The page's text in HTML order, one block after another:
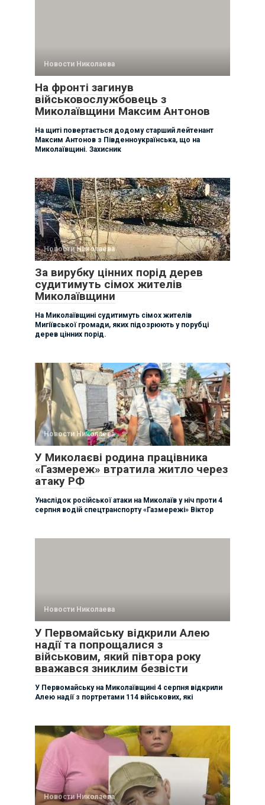
Новости Николаева
На фронті загинув
військовослужбовець з
Миколаївщини Максим Антонов
На щиті повертається додому старший лейтенант
Максим Антонов з Південноукраїнська, що на
Миколаївщині. Захисник
Новости Николаева
За вирубку цінних порід дерев
судитимуть сімох жителів
Миколаївщини
На Миколаївщині судитимуть сімох жителів
Мигіївської громади, яких підозрюють у порубці
дерев цінних порід.
Новости Николаева
У Миколаєві родина працівника
«Газмереж» втратила житло через
атаку РФ
Унаслідок російської атаки на Миколаїв у ніч проти 4
серпня водій спецтранспорту «Газмережі» Віктор
Новости Николаева
У Первомайську відкрили Алею
надії та попрощалися з
військовим, який півтора року
вважався зниклим безвісти
У Первомайську на Миколаївщині 4 серпня відкрили
Алею надії з портретами 114 військових, які
Новости Николаева